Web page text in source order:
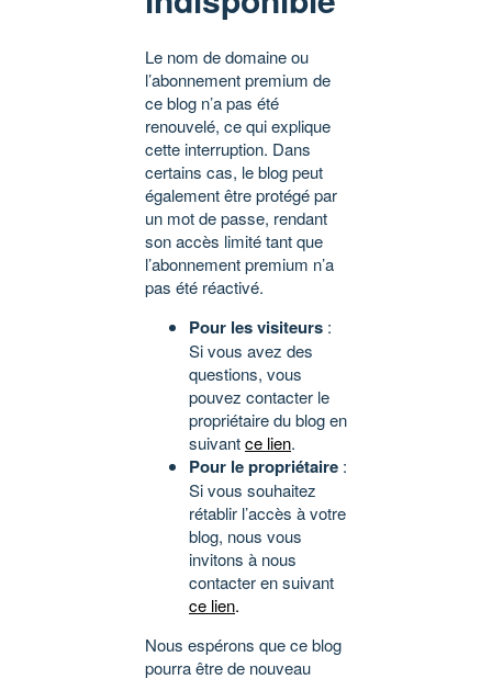
Le nom de domaine ou
l’abonnement premium de
ce blog n’a pas été
renouvelé, ce qui explique
cette interruption. Dans
certains cas, le blog peut
également être protégé par
un mot de passe, rendant
son accès limité tant que
l’abonnement premium n’a
pas été réactivé.
Pour les visiteurs :
Si vous avez des
questions, vous
pouvez contacter le
propriétaire du blog en
suivantce lien.
Pour le propriétaire :
Si vous souhaitez
rétablir l’accès à votre
blog, nous vous
invitons à nous
contacter en suivant
ce lien.
Nous espérons que ce blog
pourra être de nouveau